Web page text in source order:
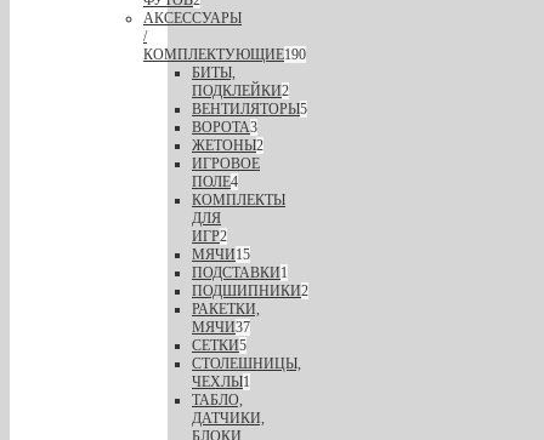
АКСЕССУАРЫ
/
КОМПЛЕКТУЮЩИЕ190
БИТЫ,
ПОДКЛЕЙКИ2
ВЕНТИЛЯТОРЫ5
ВОРОТА3
ЖЕТОНЫ2
ИГРОВОЕ
ПОЛЕ4
КОМПЛЕКТЫ
ДЛЯ
ИГР2
МЯЧИ15
ПОДСТАВКИ1
ПОДШИПНИКИ2
РАКЕТКИ,
МЯЧИ37
СЕТКИ5
СТОЛЕШНИЦЫ,
ЧЕХЛЫ1
ТАБЛО,
ДАТЧИКИ,